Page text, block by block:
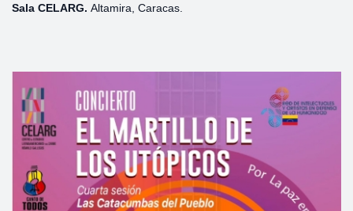
Sala CELARG. Altamira, Caracas.